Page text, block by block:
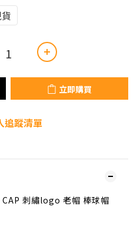
立即購買
追蹤清單
刺繡logo 老帽 棒球帽